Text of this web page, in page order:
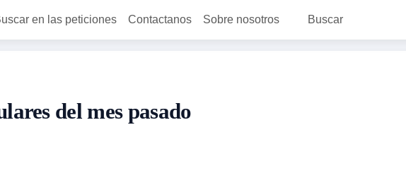
en las peticiones Contactanos Sobre nosotros Buscar
del mes pasado